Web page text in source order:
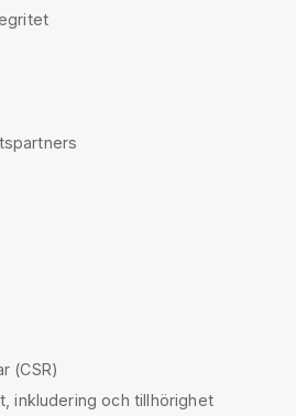
(CSR)
inkludering och tillhörighet